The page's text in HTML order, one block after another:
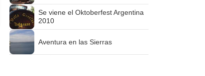
Se viene el Oktoberfest Argentina
2010
Aventura en las Sierras